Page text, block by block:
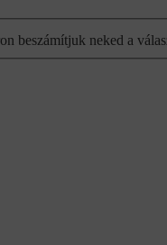
beszámítjuk neked a